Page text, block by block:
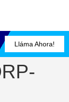
Lláma Ahora!